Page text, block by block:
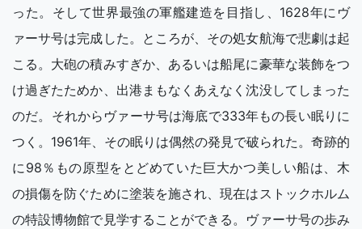
った。そして世界最強の軍艦建造を目指し、1628年にヴ
ァーサ号は完成した。ところが、その処女航海で悲劇は起
こる。大砲の積みすぎか、あるいは船尾に豪華な装飾をつ
け過ぎたためか、出港まもなくあえなく沈没してしまった
のだ。それからヴァーサ号は海底で333年もの長い眠りに
つく。1961年、その眠りは偶然の発見で破られた。奇跡的
に98％もの原型をとどめていた巨大かつ美しい船は、木
の損傷を防ぐために塗装を施され、現在はストックホルム
の特設博物館で見学することができる。ヴァーサ号の歩み